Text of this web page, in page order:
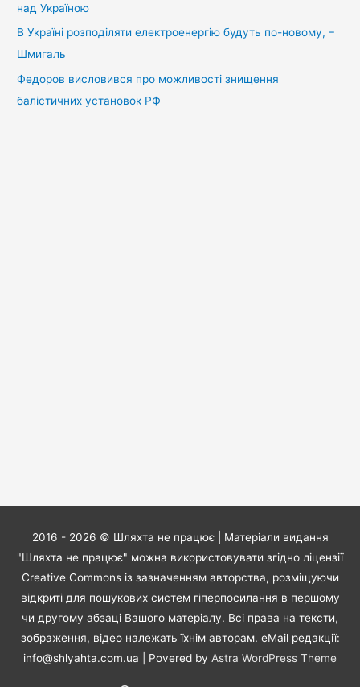
над Україною
В Україні розподіляти електроенергію будуть по-новому, –
Шмигаль
Федоров висловився про можливості знищення
балістичних установок РФ
2016 - 2026 © Шляхта не працює| Матеріали видання
"Шляхта не працює" можна використовувати згідно ліцензії
Creative Commons із зазначенням авторства, розміщуючи
відкриті для пошукових систем гіперпосилання в першому
чи другому абзаці Вашого матеріалу. Всі права на тексти,
зображення, відео належать їхнім авторам. eMail редакції:
info@shlyahta.com.ua | Povered by Astra WordPress Theme